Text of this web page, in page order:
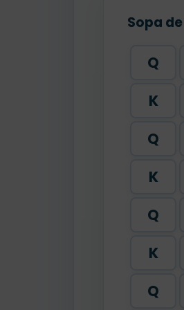
Sopa
Q
K
Q
K
Q
K
Q